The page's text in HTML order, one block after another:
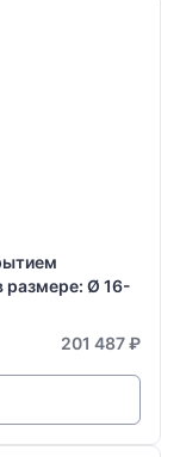
размере: Ø 16-
201 487 ₽